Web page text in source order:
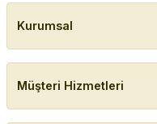
Kurumsal
Müşteri Hizmetleri